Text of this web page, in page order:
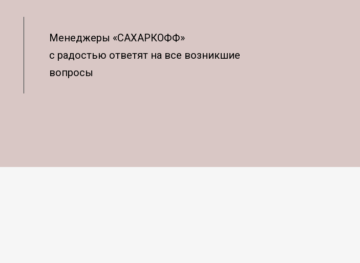
Менеджеры «САХАРКОФФ»
с радостью ответят на все возникшие
вопросы